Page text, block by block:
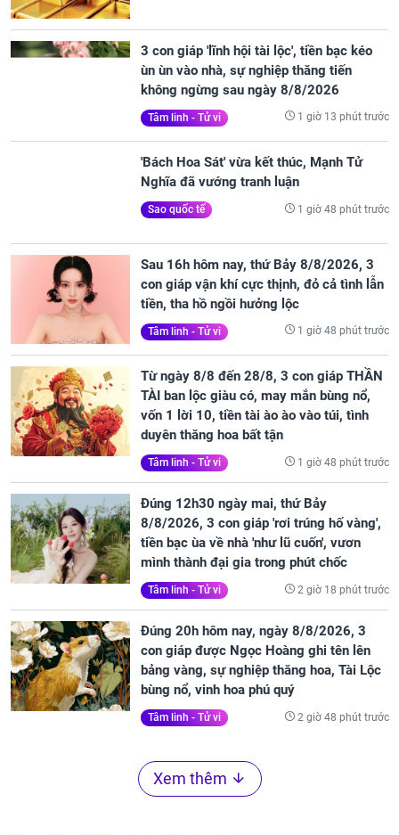
3 con giáp 'lĩnh hội tài lộc', tiền bạc kéo
ùn ùn vào nhà, sự nghiệp thăng tiến
không ngừng sau ngày 8/8/2026
Tâm linh - Tử vi 1 giờ 13 phút trước
'Bách Hoa Sát' vừa kết thúc, Mạnh Tử
Nghĩa đã vướng tranh luận
Sao quốc tế 1 giờ 48 phút trước
Sau 16h hôm nay, thứ Bảy 8/8/2026, 3
con giáp vận khí cực thịnh, đỏ cả tình lẫn
tiền, tha hồ ngồi hưởng lộc
Tâm linh - Tử vi
Từ ngày 8/8 đến 28/8, 3 con giáp THẦN
TÀI ban lộc giàu có, may mắn bùng nổ,
vốn 1 lời 10, tiền tài ào ào vào túi, tình
duyên thăng hoa bất tận
Tâm linh - Tử vi
Đúng 12h30 ngày mai, thứ Bảy
8/8/2026, 3 con giáp 'rơi trúng hố vàng',
tiền bạc ùa về nhà 'như lũ cuốn', vươn
mình thành đại gia trong phút chốc
Tâm linh - Tử vi
Đúng 20h hôm nay, ngày 8/8/2026, 3
con giáp được Ngọc Hoàng ghi tên lên
bảng vàng, sự nghiệp thăng hoa, Tài Lộc
bùng nổ, vinh hoa phú quý
Tâm linh - Tử vi
Xem thêm